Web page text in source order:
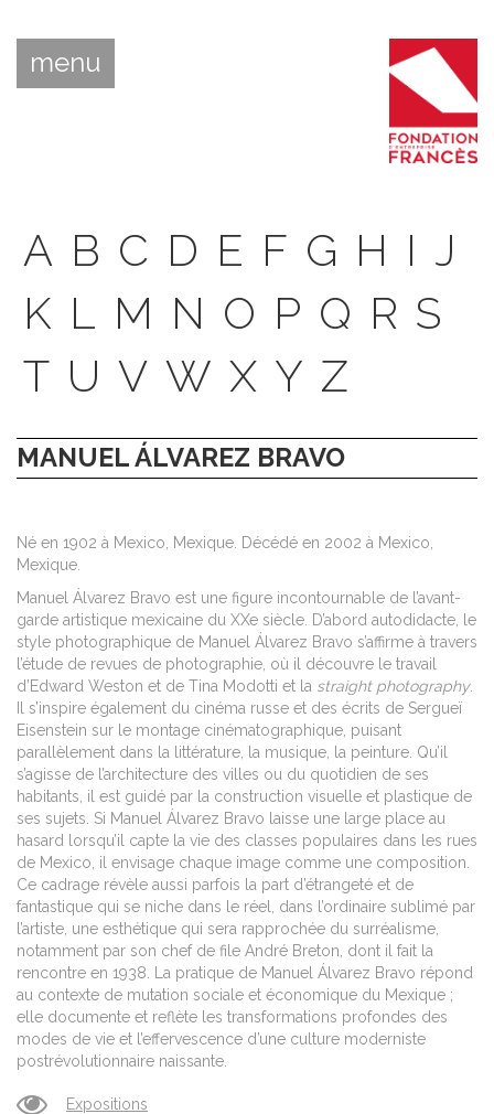
menu
A B C D E F G H I J
K L M N O P Q R S
T U V W X Y Z
MANUEL ÁLVAREZ BRAVO
Né en 1902 à Mexico, Mexique. Décédé en 2002 à Mexico,
Mexique.
Manuel Álvarez Bravo est une figure incontournable de l’avant-
garde artistique mexicaine du XXe siècle. D’abord autodidacte, le
style photographique de Manuel Álvarez Bravo s’affirme à travers
l’étude de revues de photographie, où il découvre le travail
d’Edward Weston et de Tina Modotti et la straight photography.
Il s’inspire également du cinéma russe et des écrits de Sergueï
Eisenstein sur le montage cinématographique, puisant
parallèlement dans la littérature, la musique, la peinture. Qu’il
s’agisse de l’architecture des villes ou du quotidien de ses
habitants, il est guidé par la construction visuelle et plastique de
ses sujets. Si Manuel Álvarez Bravo laisse une large place au
hasard lorsqu’il capte la vie des classes populaires dans les rues
de Mexico, il envisage chaque image comme une composition.
Ce cadrage révèle aussi parfois la part d’étrangeté et de
fantastique qui se niche dans le réel, dans l’ordinaire sublimé par
l’artiste, une esthétique qui sera rapprochée du surréalisme,
notamment par son chef de file André Breton, dont il fait la
rencontre en 1938. La pratique de Manuel Álvarez Bravo répond
au contexte de mutation sociale et économique du Mexique ;
elle documente et reflète les transformations profondes des
modes de vie et l’effervescence d’une culture moderniste
postrévolutionnaire naissante.
Expositions